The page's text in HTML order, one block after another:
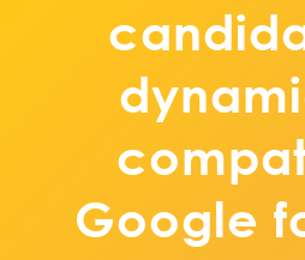
Google